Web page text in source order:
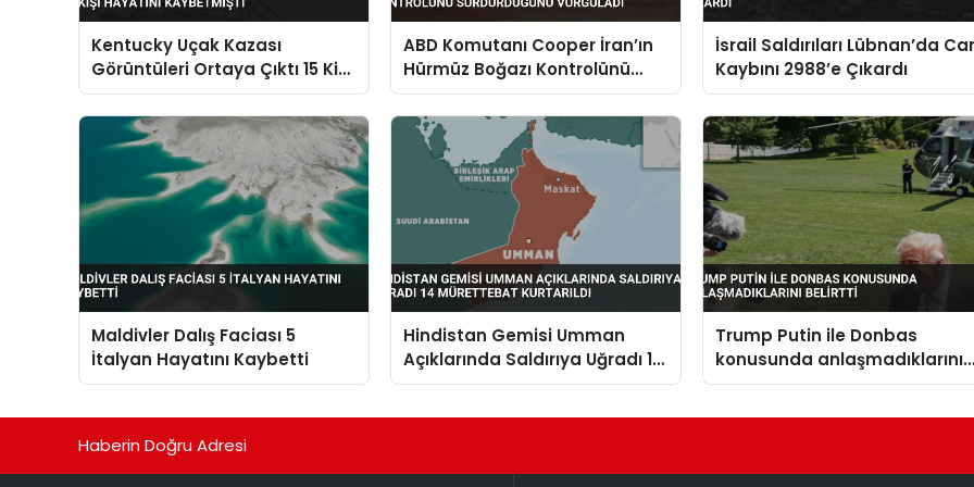
Kentucky Uçak Kazası
Görüntüleri Ortaya Çıktı 15 Kişi
Hayatını Kaybetmişti
ABD Komutanı Cooper İran’ın
Hürmüz Boğazı Kontrolünü
Sürdürdüğünü Vurguladı
İsrail Saldırıları Lübnan’da
Kaybını 2988’e Çıkardı
Maldivler Dalış Faciası 5
İtalyan Hayatını Kaybetti
Hindistan Gemisi Umman
Açıklarında Saldırıya Uğradı 14
Mürettebat Kurtarıldı
Trump Putin ile Donbas
konusunda anlaşmadıklarını
belirtti
Haberin Doğru Adresi